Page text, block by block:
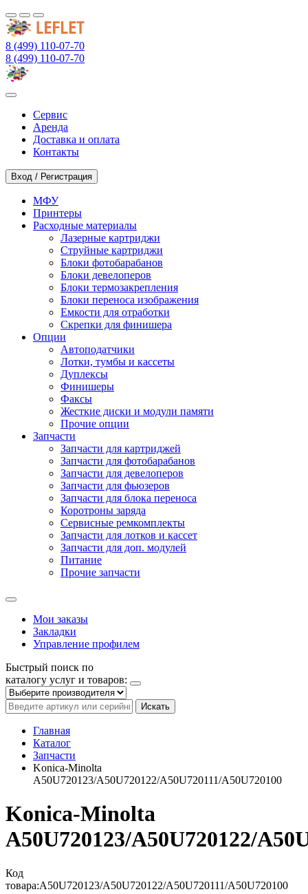
8 (499) 110-07-70
8 (499) 110-07-70
Сервис
Аренда
Доставка и оплата
Контакты
Вход / Регистрация
МФУ
Принтеры
Расходные материалы
Лазерные картриджи
Струйные картриджи
Блоки фотобарабанов
Блоки девелоперов
Блоки термозакрепления
Блоки переноса изображения
Емкости для отработки
Скрепки для финишера
Опции
Автоподатчики
Лотки, тумбы и кассеты
Дуплексы
Финишеры
Факсы
Жесткие диски и модули памяти
Прочие опции
Запчасти
Запчасти для картриджей
Запчасти для фотобарабанов
Запчасти для девелоперов
Запчасти для фьюзеров
Запчасти для блока переноса
Коротроны заряда
Сервисные ремкомплекты
Запчасти для лотков и кассет
Запчасти для доп. модулей
Питание
Прочие запчасти
Мои заказы
Закладки
Управление профилем
Быстрый поиск по
каталогу услуг и товаров:
Искать
Главная
Каталог
Запчасти
Konica-Minolta
A50U720123/A50U720122/A50U720111/A50U720100
Konica-Minolta
A50U720123/A50U720122/
Код
товара:A50U720123/A50U720122/A50U720111/A50U720100